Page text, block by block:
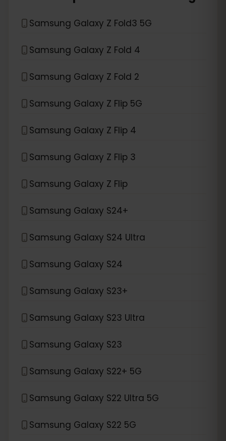
Samsung Galaxy Z Fold3 5G
Samsung Galaxy Z Fold 4
Samsung Galaxy Z Fold 2
Samsung Galaxy Z Flip 5G
Samsung Galaxy Z Flip 4
Samsung Galaxy Z Flip 3
Samsung Galaxy Z Flip
Samsung Galaxy S24+
Samsung Galaxy S24 Ultra
Samsung Galaxy S24
Samsung Galaxy S23+
Samsung Galaxy S23 Ultra
Samsung Galaxy S23
Samsung Galaxy S22+ 5G
Samsung Galaxy S22 Ultra 5G
Samsung Galaxy S22 5G